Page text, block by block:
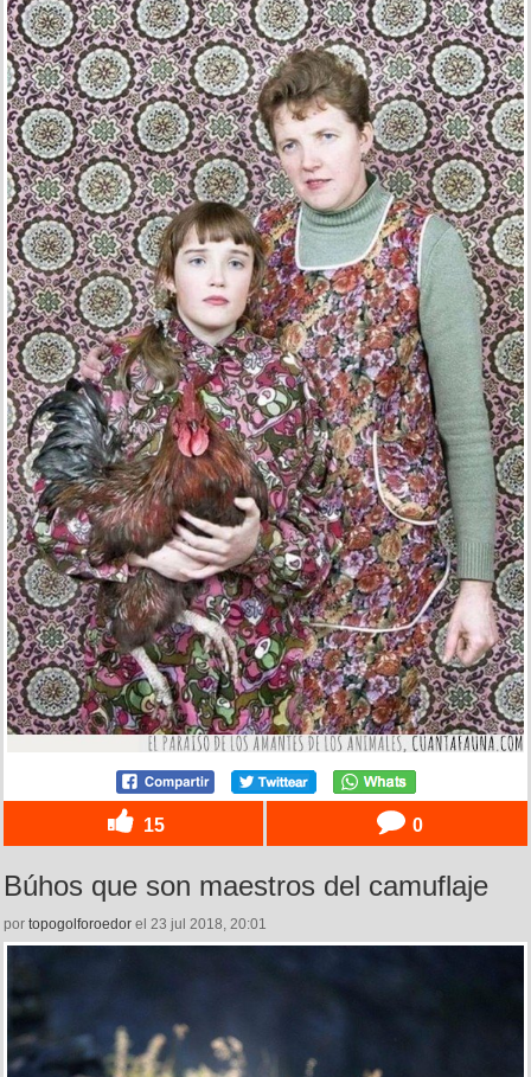
15 0
Búhos que son maestros del camuflaje
por topogolforoedor el 23 jul 2018, 20:01